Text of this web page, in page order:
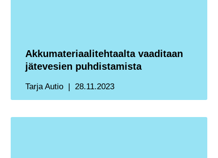
Akkumateriaalitehtaalta vaaditaan
jätevesien puhdistamista
Tarja Autio 28.11.2023